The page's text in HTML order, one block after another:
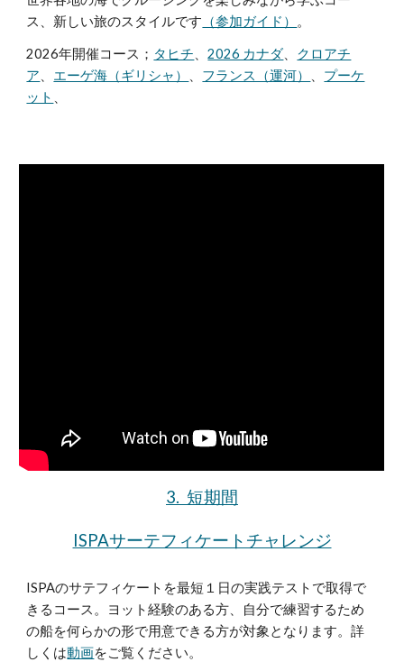
ス、新しい旅のスタイルです （参加ガイド） 。
2026年開催コース； タヒチ 、2026 カナダ、 クロアチ
ア
エーゲ海（ギリシャ） フランス（運河）
プーケ
ット
3. 短期間
ISPAサーテフィケートチャレンジ
ISPAのサテフィケートを最短１日の実践テストで取得で
きるコース。ヨット経験のある方、自分で練習するため
の船を何らかの形で用意できる方が対象となります。詳
しくは動画をご覧ください。